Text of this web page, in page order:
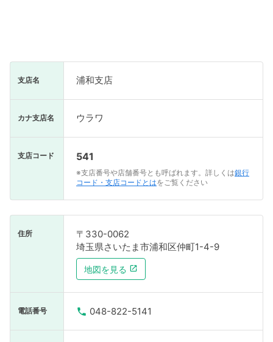
支店名 浦和支店
カナ支店名 ウラワ
支店コード 541
※支店番号や店舗番号とも呼ばれます。詳しくは銀行
コード・支店コードとはをご覧ください
住所
〒330-0062
埼玉県さいたま市浦和区仲町1-4-9
地図を見る
電話番号 048-822-5141